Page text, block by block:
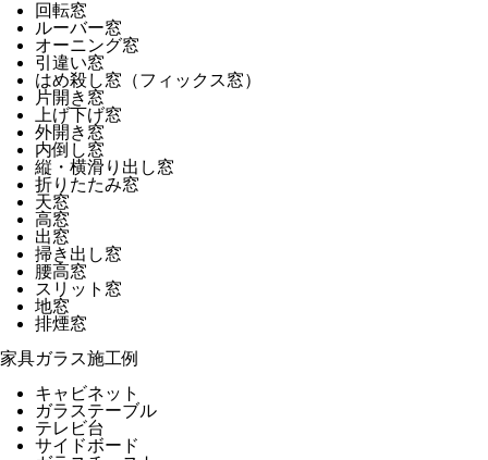
回転窓
ルーバー窓
オーニング窓
引違い窓
はめ殺し窓（フィックス窓）
片開き窓
上げ下げ窓
外開き窓
内倒し窓
縦・横滑り出し窓
折りたたみ窓
天窓
高窓
出窓
掃き出し窓
腰高窓
スリット窓
地窓
排煙窓
家具ガラス施工例
キャビネット
ガラステーブル
テレビ台
サイドボード